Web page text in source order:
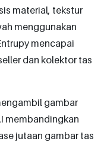
material, tekstur
menggunakan
mencapai
dan kolektor tas
gambar
membandingkan
jutaan gambar tas